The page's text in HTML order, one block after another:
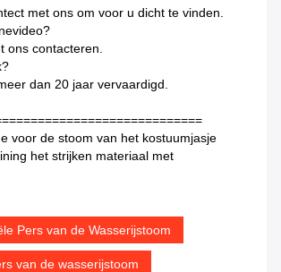
met ons om voor u dicht te vinden.
ons contacteren.
dan 20 jaar vervaardigd.
voor de stoom van het kostuumjasje
het strijken materiaal met
Pers van de Wasserijstoom
van de wasserijstoom